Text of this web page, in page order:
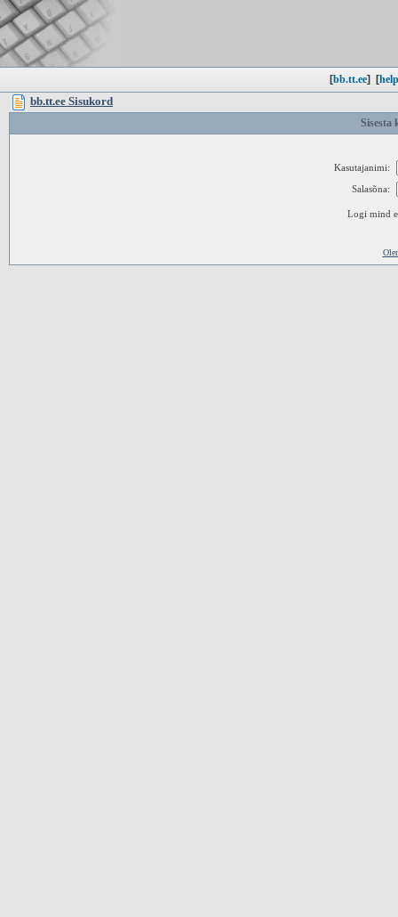
[bb.tt.ee] [
bb.tt.ee Sisukord
Sisesta
Kasutajanimi:
Salasõna:
Logi mind